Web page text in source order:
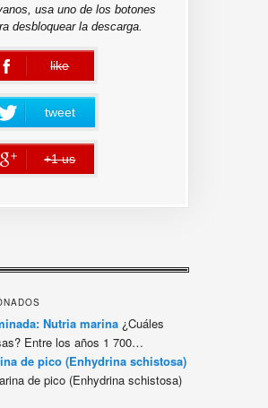
usa uno de los botones
desbloquear la descarga.
like
error
tweet
+1 us
error
Nutria marina ¿Cuáles
Entre los años 1 700…
de pico (Enhydrina schistosa)
de pico (Enhydrina schistosa)